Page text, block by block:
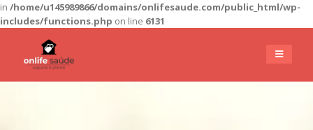
in /home/u145989866/domains/onlifesaude.com/public_html/wp-
includes/functions.php on line 6131